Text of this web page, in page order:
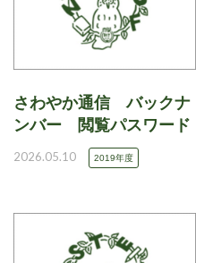
さわやか通信 バックナ
ンバー 閲覧パスワード
2026.05.10 2019年度